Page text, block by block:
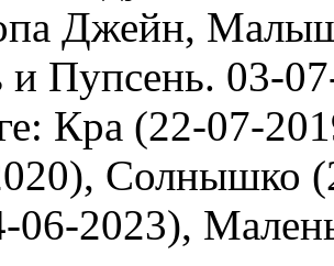
Джейн,
и Пупсень. 03-
Кра (22-07-
Солнышко
06-2023),